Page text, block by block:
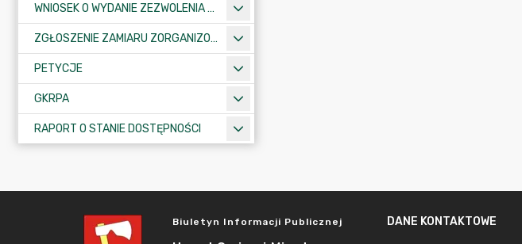
WNIOSEK O WYDANIE ZEZWOLENIA NA ZAJĘCIE PASA DROGOWEGO
ZGŁOSZENIE ZAMIARU ZORGANIZOWANIA ZGROMADZENIA
PETYCJE
GKRPA
RAPORT O STANIE DOSTĘPNOŚCI
Biuletyn Informacji Publicznej DANE KONTAKTOWE